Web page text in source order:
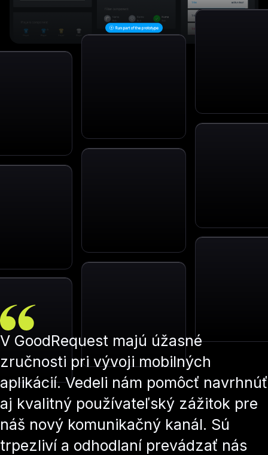
V GoodRequest majú úžasné
zručnosti pri vývoji mobilných
aplikácií. Vedeli nám pomôcť navrhnúť
aj kvalitný používateľský zážitok pre
náš nový komunikačný kanál. Sú
trpezliví a odhodlaní prevádzať nás